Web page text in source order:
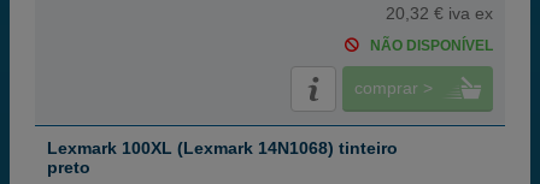
20,32 € iva ex
NÃO DISPONÍVEL
comprar >
Lexmark 100XL (Lexmark 14N1068) tinteiro
preto